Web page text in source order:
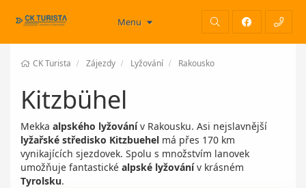
Menu
CK Turista Zájezdy Lyžování Rakousko
Kitzbühel
Mekka alpského lyžovánív Rakousku. Asi nejslavnější
lyžařské středisko Kitzbuehel má přes 170 km
vynikajících sjezdovek. Spolu s množstvím lanovek
umožňuje fantastické alpské lyžovánív krásném
Tyrolsku.